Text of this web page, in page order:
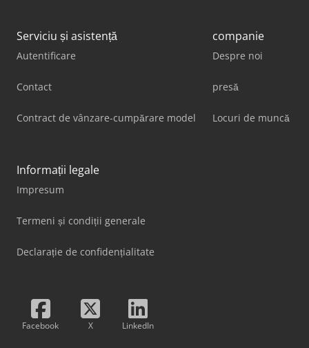
Serviciu și asistență
Autentificare
Contact
Contract de vânzare-cumpărare model
companie
Despre noi
presă
Locuri de muncă
Informații legale
Impresum
Termeni și condiții generale
Declarație de confidențialitate
Facebook X LinkedIn